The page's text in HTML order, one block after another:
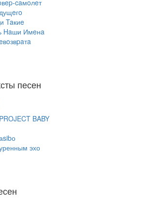
caмoлeт
Taкиe
Haши Имeнa
песен
BABY
эхо